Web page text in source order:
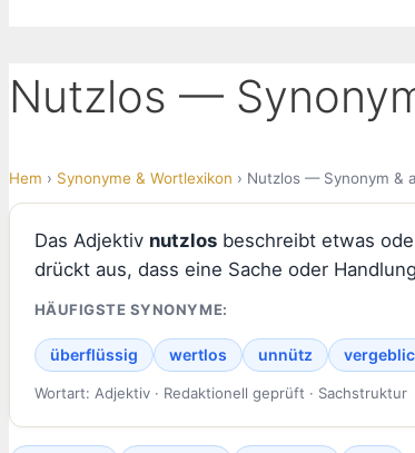
Nutzlos —
Hem › Synonyme & Wortlexikon › Nutzlos — Synonym &
Das Adjektiv nutzlosbeschreibt etwas
drückt aus, dass eine Sache oder
HÄUFIGSTE SYNONYME:
überflüssig wertlos unnütz
Wortart: Adjektiv · Redaktionell geprüft · Sachstruktur